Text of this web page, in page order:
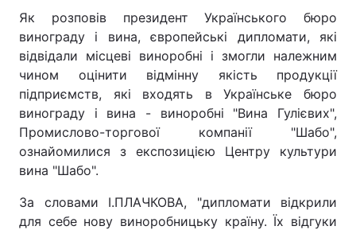
Як розповів президент Українського бюро
винограду і вина, європейські дипломати, які
відвідали місцеві виноробні і змогли належним
чином оцінити відмінну якість продукції
підприємств, які входять в Українське бюро
винограду і вина - виноробні "Вина Гулієвих",
Промислово-торгової компанії "Шабо",
ознайомилися з експозицією Центру культури
вина "Шабо".
За словами І.ПЛАЧКОВА, "дипломати відкрили
для себе нову виноробницьку країну. Їх відгуки